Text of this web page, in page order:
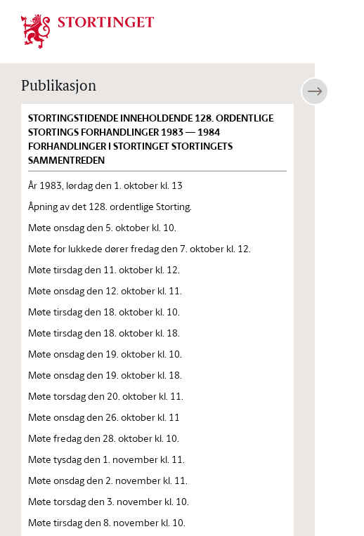
Stortinget.no
Publikasjon
STORTINGSTIDENDE INNEHOLDENDE 128. ORDENTLIGE
STORTINGS FORHANDLINGER 1983 — 1984
FORHANDLINGER I STORTINGET STORTINGETS
SAMMENTREDEN
År 1983, lørdag den 1. oktober kl. 13
Åpning av det 128. ordentlige Storting.
Møte onsdag den 5. oktober kl. 10.
Møte for lukkede dører fredag den 7. oktober kl. 12.
Møte tirsdag den 11. oktober kl. 12.
Møte onsdag den 12. oktober kl. 11.
Møte tirsdag den 18. oktober kl. 10.
Møte tirsdag den 18. oktober kl. 18.
Møte onsdag den 19. oktober kl. 10.
Møte onsdag den 19. oktober kl. 18.
Møte torsdag den 20. oktober kl. 11.
Møte onsdag den 26. oktober kl. 11
Møte fredag den 28. oktober kl. 10.
Møte tysdag den 1. november kl. 11.
Møte onsdag den 2. november kl. 11.
Møte torsdag den 3. november kl. 10.
Møte tirsdag den 8. november kl. 10.